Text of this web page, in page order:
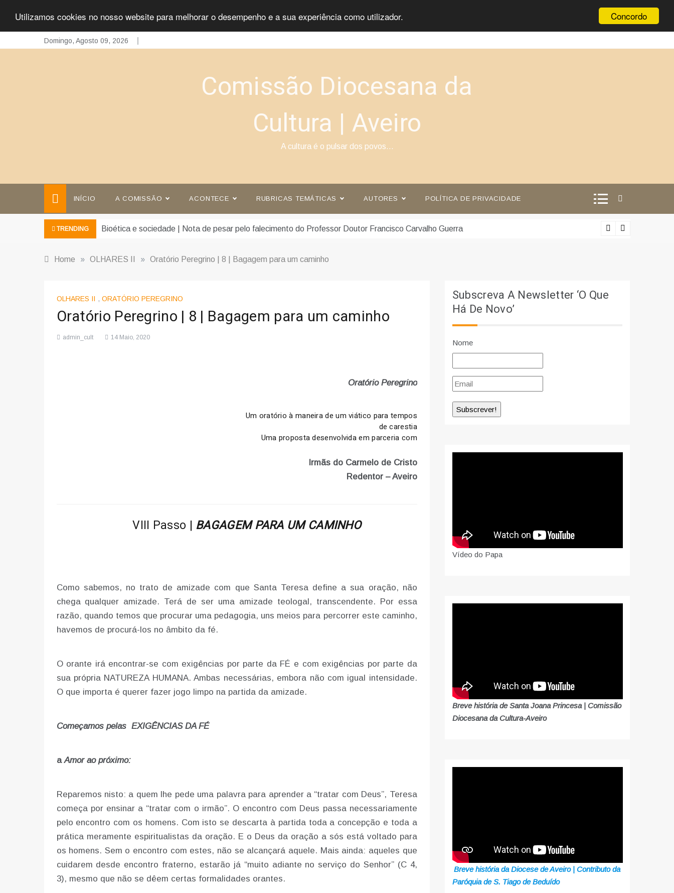
Concordo
Utilizamos cookies no nosso website para melhorar o desempenho e a sua experiência como utilizador.
to
Domingo, Agosto 09, 2026
Comissão Diocesana da
Cultura | Aveiro
A cultura é o pulsar dos povos…
INÍCIO A COMISSÃO ACONTECE RUBRICAS TEMÁTICAS AUTORES POLÍTICA DE PRIVACIDADE
TRENDING Bioética e sociedade | Nota de pesar pelo falecimento do Professor Doutor Francisco Carvalho Guerra
Home » OLHARES II » Oratório Peregrino | 8 | Bagagem para um caminho
OLHARES II , ORATÓRIO PEREGRINO
Oratório Peregrino | 8 | Bagagem para um caminho
admin_cult 14 Maio, 2020
Oratório Peregrino
Um oratório à maneira de um viático para tempos
de carestia
Uma proposta desenvolvida em parceria com
Irmãs do Carmelo de Cristo
Redentor – Aveiro
VIII Passo | BAGAGEM PARA UM CAMINHO
Como sabemos, no trato de amizade com que Santa Teresa define a sua oração, não
chega qualquer amizade. Terá de ser uma amizade teologal, transcendente. Por essa
razão, quando temos que procurar uma pedagogia, uns meios para percorrer este caminho,
havemos de procurá-los no âmbito da fé.
O orante irá encontrar-se com exigências por parte da FÉ e com exigências por parte da
sua própria NATUREZA HUMANA. Ambas necessárias, embora não com igual intensidade.
O que importa é querer fazer jogo limpo na partida da amizade.
Começamos pelas EXIGÊNCIAS DA FÉ
aAmor ao próximo:
Reparemos nisto: a quem lhe pede uma palavra para aprender a “tratar com Deus”, Teresa
começa por ensinar a “tratar com o irmão”. O encontro com Deus passa necessariamente
pelo encontro com os homens. Com isto se descarta à partida toda a concepção e toda a
prática meramente espiritualistas da oração. E o Deus da oração a sós está voltado para
os homens. Sem o encontro com estes, não se alcançará aquele. Mais ainda: aqueles que
cuidarem desde encontro fraterno, estarão já “muito adiante no serviço do Senhor” (C 4,
3), mesmo que não se dêem certas formalidades orantes.
Subscreva A Newsletter ‘O Que
Há De Novo’
Nome
Vídeo do Papa
Breve história de Santa Joana Princesa | Comissão
Diocesana da Cultura-Aveiro
Breve história da Diocese de Aveiro | Contributo da
Paróquia de S. Tiago de Beduído